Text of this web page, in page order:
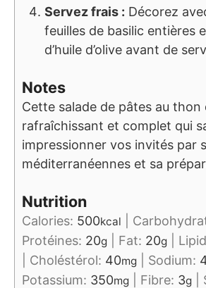
Servez frais : Décorez
feuilles de basilic entières
d’huile d’olive avant de
Notes
Cette salade de pâtes au thon
rafraîchissant et complet qui
impressionner vos invités par
méditerranéennes et sa
Nutrition
Calories: 500kcal
Protéines: 20g Fat: 20g
Choléstérol: 40mg Sodium:
Potassium: 350mg Fibre: 3g